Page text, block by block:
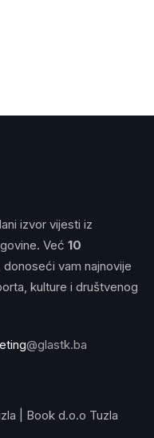
izvor vijesti iz
Već 10
vam najnovije
kulture i društvenog
@glastk.ba
| Book d.o.o Tuzla